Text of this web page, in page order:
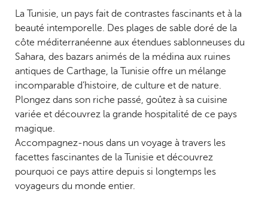
La Tunisie, un pays fait de contrastes fascinants et à la
beauté intemporelle. Des plages de sable doré de la
côte méditerranéenne aux étendues sablonneuses du
Sahara, des bazars animés de la médina aux ruines
antiques de Carthage, la Tunisie offre un mélange
incomparable d’histoire, de culture et de nature.
Plongez dans son riche passé, goûtez à sa cuisine
variée et découvrez la grande hospitalité de ce pays
magique.
Accompagnez-nous dans un voyage à travers les
facettes fascinantes de la Tunisie et découvrez
pourquoi ce pays attire depuis si longtemps les
voyageurs du monde entier.